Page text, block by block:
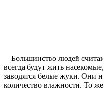
Большинство людей
всегда будут жить
заводятся белые жуки. Они
количество влажности. То